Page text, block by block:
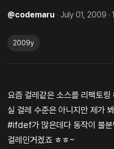
@codemaru · July 01, 2009 · 1
2009y
요즘 걸레같은 소스를 리팩토
실 걸레 수준은 아니지만 제가
#ifdef가 많은데다 동작이 불
걸레인거겠죠 ㅎㅎ~